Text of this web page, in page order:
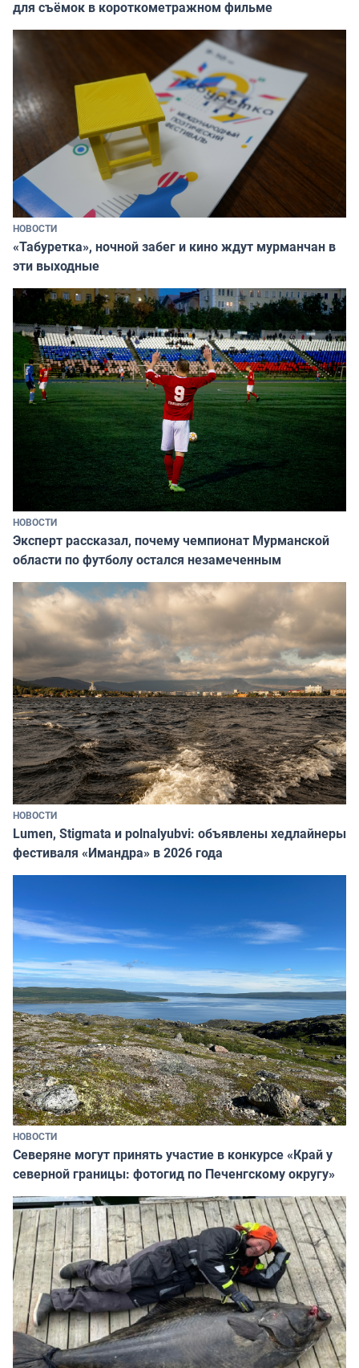
для съёмок в короткометражном фильме
НОВОСТИ
«Табуретка», ночной забег и кино ждут мурманчан в
эти выходные
НОВОСТИ
Эксперт рассказал, почему чемпионат Мурманской
области по футболу остался незамеченным
НОВОСТИ
Lumen, Stigmata и polnalyubvi: объявлены хедлайнеры
фестиваля «Имандра» в 2026 года
НОВОСТИ
Северяне могут принять участие в конкурсе «Край у
северной границы: фотогид по Печенгскому округу»